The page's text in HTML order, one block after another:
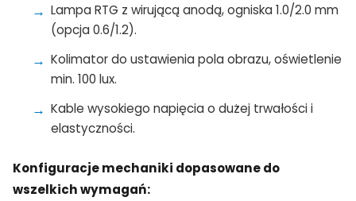
Lampa RTG z wirującą anodą, ogniska 1.0/2.0 mm
(opcja 0.6/1.2).
Kolimator do ustawienia pola obrazu, oświetlenie
min. 100 lux.
Kable wysokiego napięcia o dużej trwałości i
elastyczności.
Konfiguracje mechaniki dopasowane do
wszelkich wymagań: